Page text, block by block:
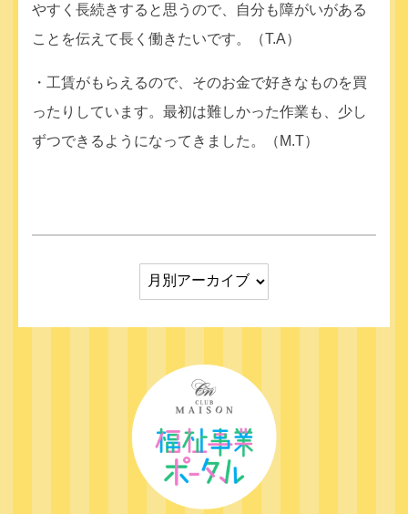
やすく長続きすると思うので、自分も障がいがある
ことを伝えて長く働きたいです。（T.A）
・工賃がもらえるので、そのお金で好きなものを買
ったりしています。最初は難しかった作業も、少し
ずつできるようになってきました。（M.T）